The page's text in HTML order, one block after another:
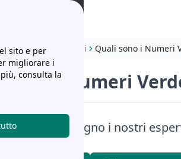
sito e per
migliorare i
consulta la
informazioni utili Quali sono i Numeri
sono i Numeri
senza impegno i nostri